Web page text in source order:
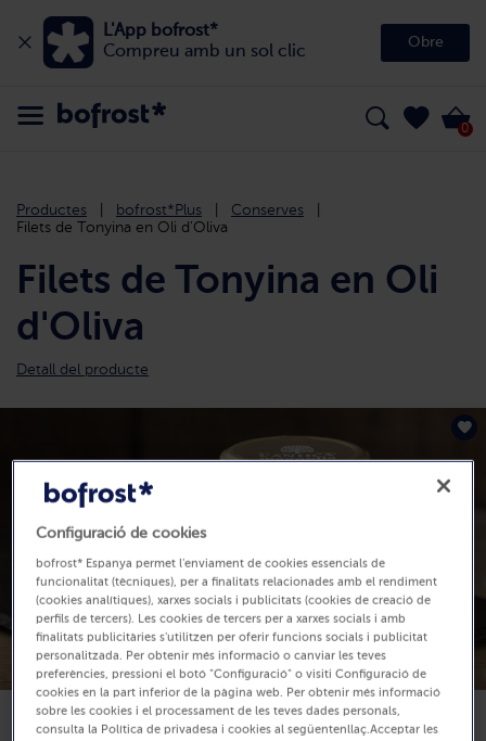
L'App bofrost*
Compreu amb un sol clic
Obre
0
Productes bofrost*Plus
Conserves
Filets de Tonyina en Oli d'Oliva
Filets de Tonyina en Oli
d'Oliva
Detall del producte
Configuració de cookies
bofrost* Espanya permet l'enviament de cookies essencials de
funcionalitat (tècniques), per a finalitats relacionades amb el rendiment
(cookies analítiques), xarxes socials i publicitats (cookies de creació de
perfils de tercers). Les cookies de tercers per a xarxes socials i amb
finalitats publicitàries s'utilitzen per oferir funcions socials i publicitat
personalitzada. Per obtenir més informació o canviar les teves
preferències, pressioni el botó "Configuració" o visiti Configuració de
cookies en la part inferior de la pàgina web. Per obtenir més informació
sobre les cookies i el processament de les teves dades personals,
consulta la Política de privadesa i cookies al següentenllaç.Acceptar les